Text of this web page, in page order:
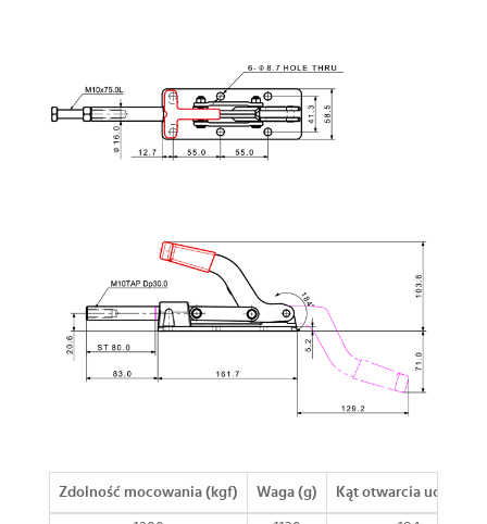
Zdolność mocowania (kgf) Waga (g) Kąt otwarcia uchwytu